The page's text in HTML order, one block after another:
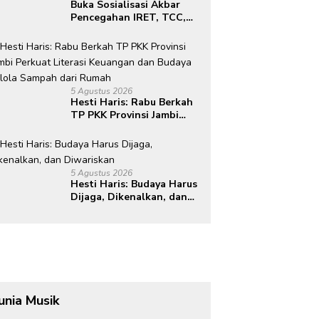
Buka Sosialisasi Akbar
Pencegahan IRET, TCC,
Narkoba di Bungo,
Gubernur Al Haris: “Kalau
anak-anakku bisa jaga
diri, 60% masa depan
sudah ada di tangan”
5 Agustus 2026
Hesti Haris: Rabu Berkah
TP PKK Provinsi Jambi
Keuangan dan Budaya
Kelola Sampah dari
Rumah
5 Agustus 2026
Hesti Haris: Budaya Harus
Dijaga, Dikenalkan, dan
Musik